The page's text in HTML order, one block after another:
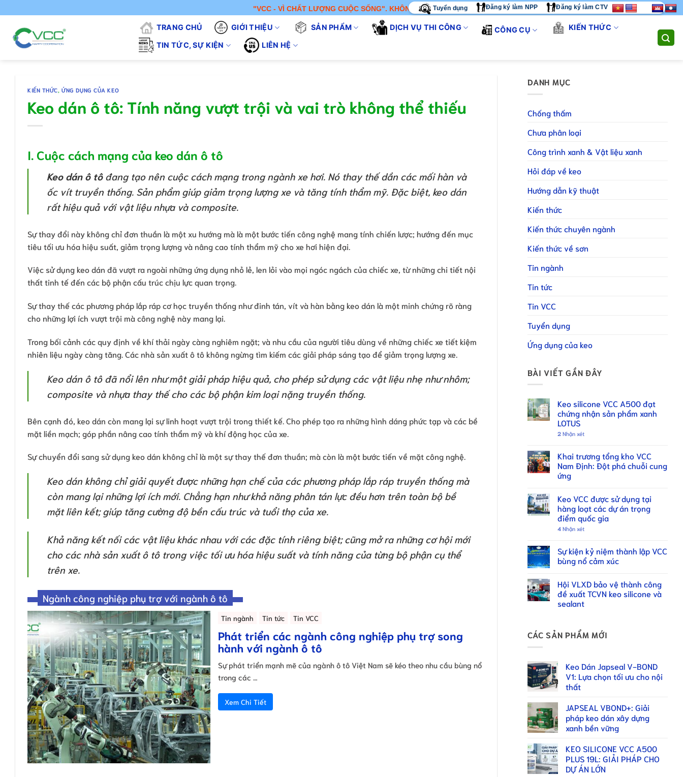
đến
dung
"VCC - VÌ CHẤT LƯỢNG CUỘC SỐNG". KHÔNG CHỈ BÁN SẢN PHẨM - CHÚNG TÔI CUNG CẤP GIẢI PHÁP THI CÔNG TOÀN DIỆN. LIÊN HỆ
Tuyển dụng Đăng ký làm NPP Đăng ký làm CTV
TRANG CHỦ GIỚI THIỆU SẢN PHẨM DỊCH VỤ THI CÔNG CÔNG CỤ KIẾN THỨC
TIN TỨC, SỰ KIỆN LIÊN HỆ
KIẾN THỨC,ỨNG DỤNG CỦA KEO
Keo dán ô tô: Tính năng vượt trội và vai trò không thể thiếu
I. Cuộc cách mạng của keo dán ô tô
Keo dán ô tôđang tạo nên cuộc cách mạng trong ngành xe hơi. Nó thay thế dần các mối hàn và
ốc vít truyền thống. Sản phẩm giúp giảm trọng lượng xe và tăng tính thẩm mỹ. Đặc biệt, keo dán
rất hiệu quả với vật liệu nhựa và composite.
Sự thay đổi này không chỉ đơn thuần là một xu hướng mà là một bước tiến công nghệ mang tính chiến lược; hướng đến mục
tiêu tối ưu hóa hiệu suất, giảm trọng lượng và nâng cao tính thẩm mỹ cho xe hơi hiện đại.
Việc sử dụng keo dán đã vượt ra ngoài những ứng dụng nhỏ lẻ, len lỏi vào mọi ngóc ngách của chiếc xe, từ những chi tiết nội
thất tinh tế đến các bộ phận cấu trúc chịu lực quan trọng.
Sự thay thế các phương pháp lắp ráp cơ học truyền thống như đinh tán, vít và hàn bằng keo dán là một minh chứng rõ ràng
cho những lợi ích vượt trội mà công nghệ này mang lại.
Trong bối cảnh các quy định về khí thải ngày càng nghiêm ngặt; và nhu cầu của người tiêu dùng về những chiếc xe tiết kiệm
nhiên liệu ngày càng tăng. Các nhà sản xuất ô tô không ngừng tìm kiếm các giải pháp sáng tạo để giảm trọng lượng xe.
Keo dán ô tô đã nổi lên như một giải pháp hiệu quả, cho phép sử dụng các vật liệu nhẹ như nhôm;
composite và nhựa thay thế cho các bộ phận kim loại nặng truyền thống.
Bên cạnh đó, keo dán còn mang lại sự linh hoạt vượt trội trong thiết kế. Cho phép tạo ra những hình dáng phức tạp và các bề
mặt liền mạch; góp phần nâng cao tính thẩm mỹ và khí động học của xe.
Sự chuyển đổi sang sử dụng keo dán không chỉ là một sự thay thế đơn thuần; mà còn là một bước tiến về mặt công nghệ.
Keo dán không chỉ giải quyết được những hạn chế của các phương pháp lắp ráp truyền thống mà
còn mang lại những lợi ích mới. Chẳng hạn như khả năng phân tán lực đều hơn trên toàn bộ bề
mặt liên kết; giúp tăng cường độ bền cấu trúc và tuổi thọ của xe.
Khả năng kết nối các vật liệu khác nhau với các đặc tính riêng biệt; cũng mở ra những cơ hội mới
cho các nhà sản xuất ô tô trong việc tối ưu hóa hiệu suất và tính năng của từng bộ phận cụ thể
trên xe.
Ngành công nghiệp phụ trợ với ngành ô tô
Tin ngành Tin tức Tin VCC
Phát triển các ngành công nghiệp phụ trợ song
hành với ngành ô tô
Sự phát triển mạnh mẽ của ngành ô tô Việt Nam sẽ kéo theo nhu cầu bùng nổ
trong các …
Xem Chi Tiết
DANH MỤC
Chống thấm
Chưa phân loại
Công trình xanh & Vật liệu xanh
Hỏi đáp về keo
Hướng dẫn kỹ thuật
Kiến thức
Kiến thức chuyên ngành
Kiến thức về sơn
Tin ngành
Tin tức
Tin VCC
Tuyển dụng
Ứng dụng của keo
BÀI VIẾT GẦN ĐÂY
Keo silicone VCC A500 đạt
chứng nhận sản phẩm xanh
LOTUS
2 Nhận xét
Khai trương tổng kho VCC
Nam Định: Đột phá chuỗi cung
ứng
Keo VCC được sử dụng tại
hàng loạt các dự án trọng
điểm quốc gia
4 Nhận xét
Sự kiện kỷ niệm thành lập VCC
bùng nổ cảm xúc
Hội VLXD bảo vệ thành công
đề xuất TCVN keo silicone và
sealant
CÁC SẢN PHẨM MỚI
Keo Dán Japseal V-BOND
V1: Lựa chọn tối ưu cho nội
thất
JAPSEAL VBOND+: Giải
pháp keo dán xây dựng
xanh bền vững
KEO SILICONE VCC A500
PLUS 19L: GIẢI PHÁP CHO
DỰ ÁN LỚN